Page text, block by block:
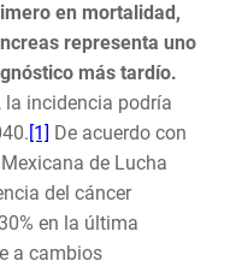
en mortalidad,
representa uno
más tardío.
la incidencia podría
[1] De acuerdo con
de Lucha
del cáncer
en la última
a cambios